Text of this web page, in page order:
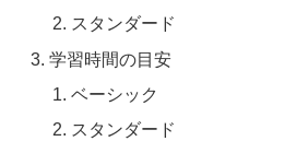
スタンダード
学習時間の目安
ベーシック
スタンダード